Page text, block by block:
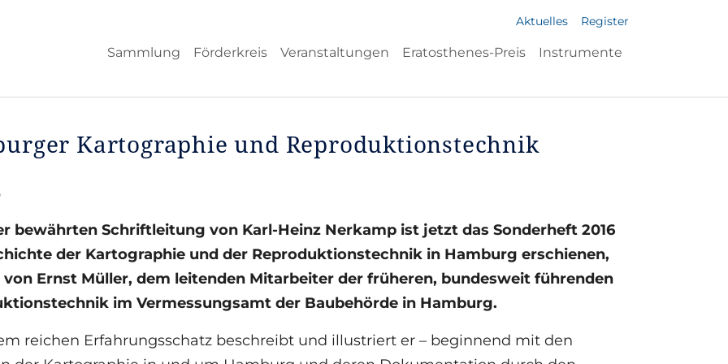
Aktuelles Register
Sammlung Förderkreis Veranstaltungen Eratosthenes-Preis Instrumente
Kartographie und Reproduktionstechnik
bewährten Schriftleitung von Karl-Heinz Nerkamp ist jetzt das Sonderheft 2016
der Kartographie und der Reproduktionstechnik in Hamburg erschienen,
Ernst Müller, dem leitenden Mitarbeiter der früheren, bundesweit führenden
im Vermessungsamt der Baubehörde in Hamburg.
reichen Erfahrungsschatz beschreibt und illustriert er – beginnend mit den